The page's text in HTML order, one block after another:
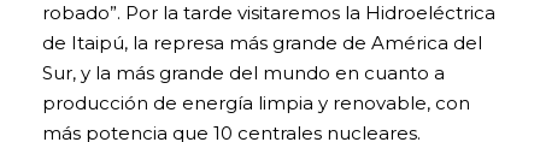
robado”. Por la tarde visitaremos la Hidroeléctrica
de Itaipú, la represa más grande de América del
Sur, y la más grande del mundo en cuanto a
producción de energía limpia y renovable, con
más potencia que 10 centrales nucleares.